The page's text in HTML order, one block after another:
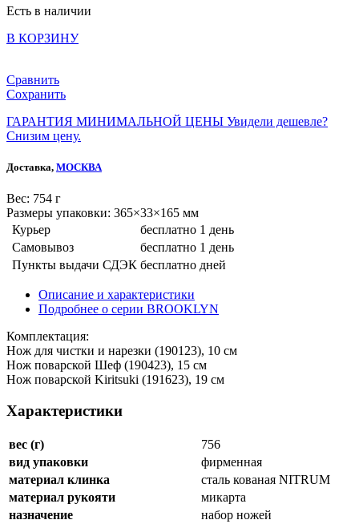
Есть в наличии
В КОРЗИНУ
Сравнить
Сохранить
ГАРАНТИЯ МИНИМАЛЬНОЙ ЦЕНЫ Увидели дешевле?
Снизим цену.
Доставка, МОСКВА
Веc: 754 г
Размеры упаковки: 365×33×165 мм
Курьер
бесплатно 1 день
Самовывоз
бесплатно 1 день
Пункты выдачи СДЭК бесплатно дней
Описание и характеристики
Подробнее о серии BROOKLYN
Комплектация:
Нож для чистки и нарезки (190123), 10 см
Нож поварской Шеф (190423), 15 см
Нож поварской Kiritsuki (191623), 19 см
Характеристики
вес (г)
756
вид упаковки
фирменная
материал клинка
сталь кованая NITRUM
материал рукояти
микарта
назначение
набор ножей